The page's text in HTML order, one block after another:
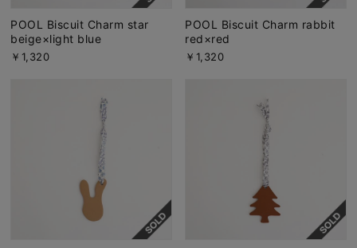
POOL Biscuit Charm star
beige×light blue
￥1,320
POOL Biscuit Charm rabbit
red×red
￥1,320